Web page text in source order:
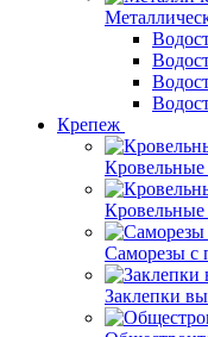
Крепеж
Кровельные
Кровельные
Саморезы с
Заклепки